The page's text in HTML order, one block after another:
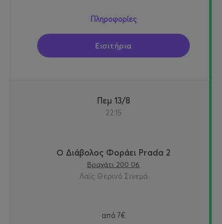
Πληροφορίες
Εισιτήρια
Πεμ 13/8
22:15
Ο Διάβολος Φοράει Prada 2
Βραχάτι 200 06
Λαϊς Θερινό Σινεμά
από 7€